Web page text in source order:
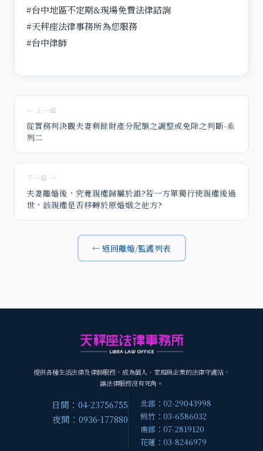
#台中地區不定期&現場免費法律諮詢
#天秤座法律事務所為您服務
#台中律師
← 上一篇
從實務判決觀夫妻剩餘財產分配額之調整或免除之判斷-系
列二
下一篇 →
夫妻離婚後，究竟親權歸屬於誰?若一方單獨行使親權後過
世，該親權是否移轉於原婚姻之他方?
← 返回離婚/監護列表
提供各種生活法律及律師服務，成為個人、家庭與企業的法律守護站，
讓法律服務沒有死角。
日間：04-23756755
夜間：0936-177880
北部：02-29043998
桃竹：03-6586032
南部：07-2819120
花蓮：03-8246979